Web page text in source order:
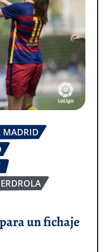
MADRID
un fichaje